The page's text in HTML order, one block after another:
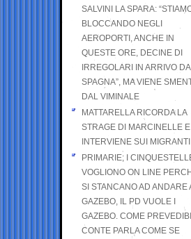
SALVINI LA SPARA:
BLOCCANDO NEGLI
AEROPORTI, ANCHE IN
QUESTE ORE, DECINE DI
IRREGOLARI IN ARRIVO
SPAGNA”, MA VIENE
DAL VIMINALE
MATTARELLA RICORDA LA
STRAGE DI MARCINELLE E
INTERVIENE SUI MIGRANTI
PRIMARIE; I
VOGLIONO ON LINE
SI STANCANO AD ANDARE
GAZEBO, IL PD VUOLE I
GAZEBO. COME
CONTE PARLA COME SE